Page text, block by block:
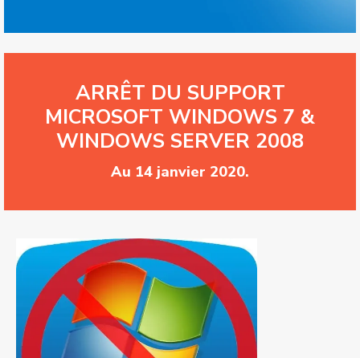
ARRÊT DU SUPPORT
MICROSOFT WINDOWS 7 &
WINDOWS SERVER 2008
Au 14 janvier 2020.